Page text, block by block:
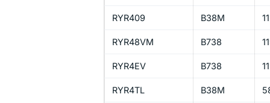
RYR409 B38M
RYR48VM B738
RYR4EV B738
RYR4TL B38M